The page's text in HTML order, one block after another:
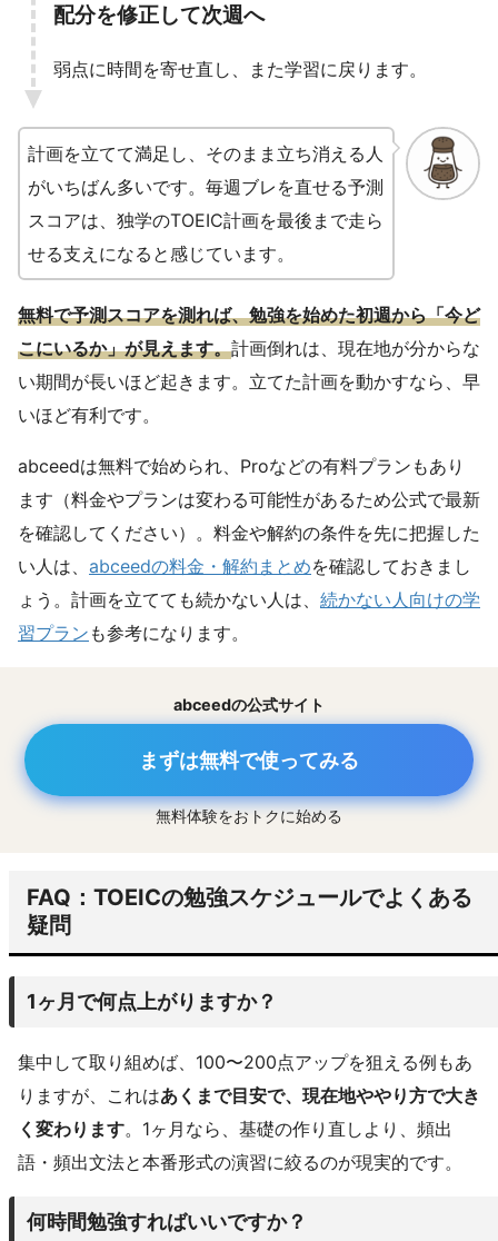
配分を修正して次週へ
弱点に時間を寄せ直し、また学習に戻ります。
計画を立てて満足し、そのまま立ち消える人
がいちばん多いです。毎週ブレを直せる予測
スコアは、独学のTOEIC計画を最後まで走ら
せる支えになると感じています。
無料で予測スコアを測れば、勉強を始めた初週から「今ど
こにいるか」が見えます。計画倒れは、現在地が分からな
い期間が長いほど起きます。立てた計画を動かすなら、早
いほど有利です。
abceedは無料で始められ、Proなどの有料プランもあり
ます（料金やプランは変わる可能性があるため公式で最新
を確認してください）。料金や解約の条件を先に把握した
い人は、 abceedの料金・解約まとめを確認しておきまし
ょう。計画を立てても続かない人は、 続かない人向けの学
習プラン も参考になります。
abceedの公式サイト
まずは無料で使ってみる
無料体験をおトクに始める
FAQ：TOEICの勉強スケジュールでよくある
疑問
1ヶ月で何点上がりますか？
集中して取り組めば、100〜200点アップを狙える例もあ
りますが、これはあくまで目安で、現在地ややり方で大き
く変わります。1ヶ月なら、基礎の作り直しより、頻出
語・頻出文法と本番形式の演習に絞るのが現実的です。
何時間勉強すればいいですか？